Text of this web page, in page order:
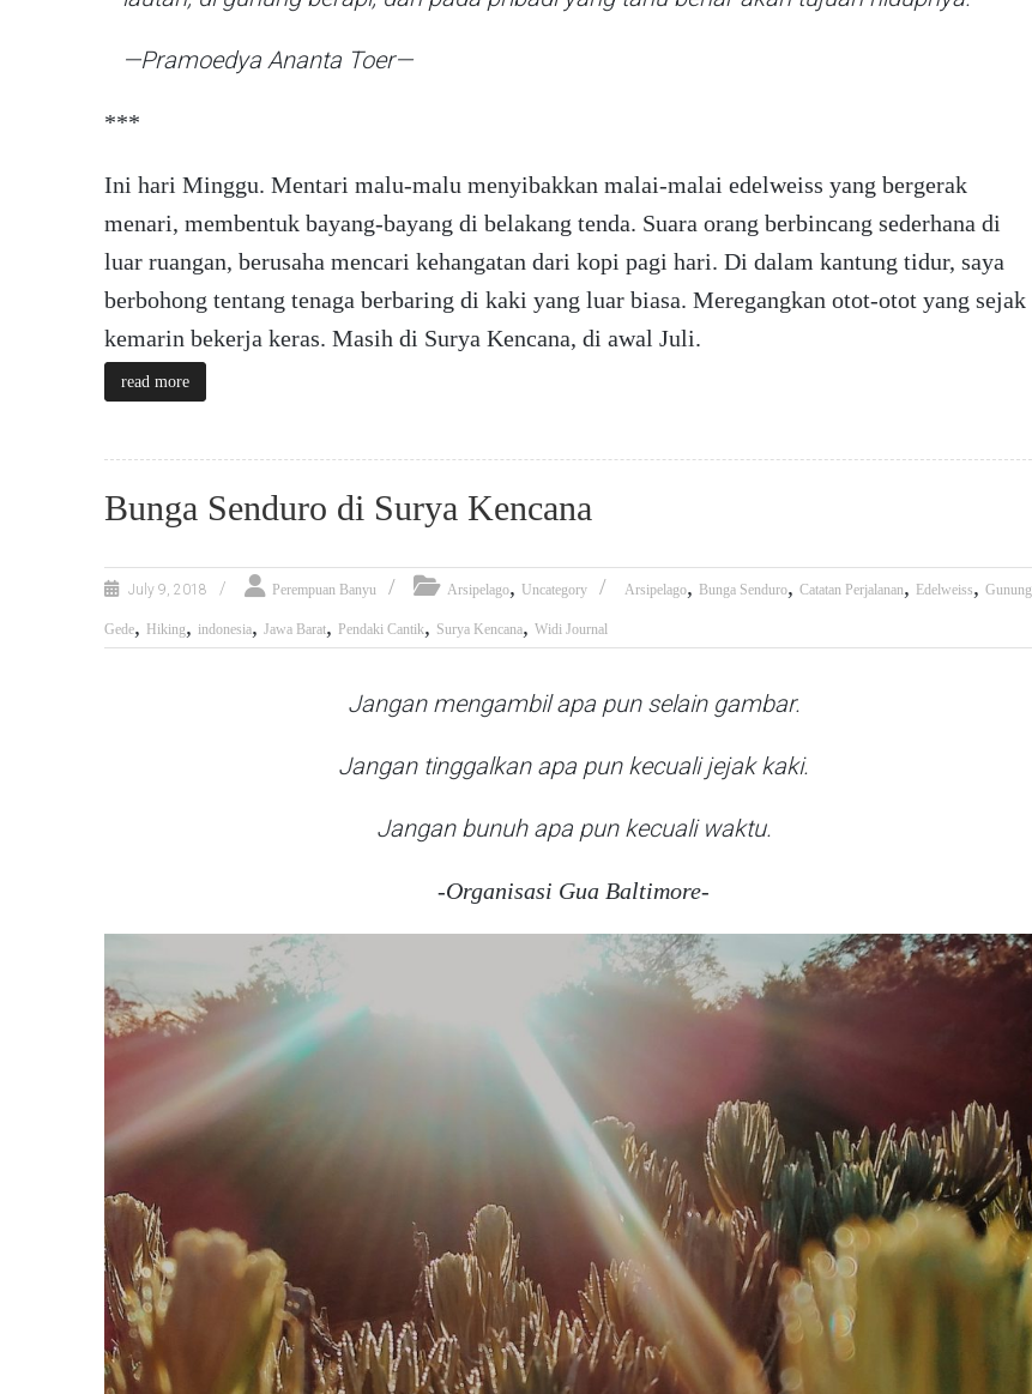
—Pramoedya Ananta Toer—
***
Ini hari Minggu. Mentari malu-malu menyibakkan malai-malai edelweiss yang bergerak
menari, membentuk bayang-bayang di belakang tenda. Suara orang berbincang sederhana di
luar ruangan, berusaha mencari kehangatan dari kopi pagi hari. Di dalam kantung tidur, saya
berbohong tentang tenaga berbaring di kaki yang luar biasa. Meregangkan otot-otot yang sejak
kemarin bekerja keras. Masih di Surya Kencana, di awal Juli.
read more
Bunga Senduro di Surya Kencana
July 9, 2018 Perempuan Banyu Arsipelago, Uncategory Arsipelago, Bunga Senduro, Catatan Perjalanan, Edelweiss, Gunung
Gede, Hiking, indonesia, Jawa Barat, Pendaki Cantik, Surya Kencana, Widi Journal
Jangan mengambil apa pun selain gambar.
Jangan tinggalkan apa pun kecuali jejak kaki.
Jangan bunuh apa pun kecuali waktu.
-Organisasi Gua Baltimore-